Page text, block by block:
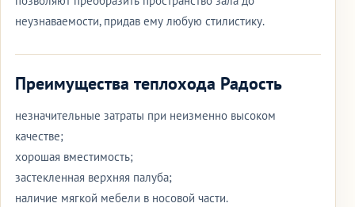
неузнаваемости, придав ему любую стилистику.
Преимущества теплохода Радость
незначительные затраты при неизменно высоком
качестве;
хорошая вместимость;
застекленная верхняя палуба;
наличие мягкой мебели в носовой части.